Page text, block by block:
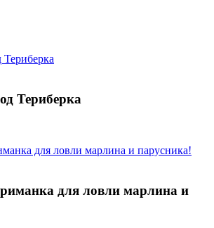
Териберка
для ловли марлина и